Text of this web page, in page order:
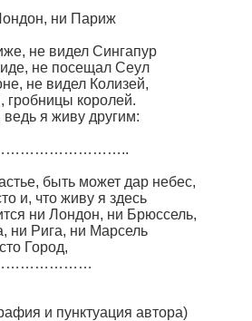
ни Париж
не видел Сингапур
не посещал Сеул
не видел Колизей,
королей.
я живу другим:
быть может дар небес,
и, что живу я здесь
ни Лондон, ни Брюссель,
ни Рига, ни Марсель
Город,
и пунктуация автора)